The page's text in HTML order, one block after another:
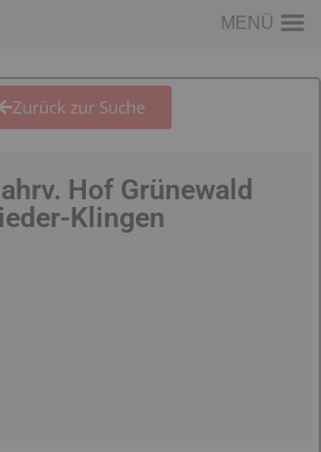
Zurück zur Suche
Hof Grünewald
Klingen
MENÜ